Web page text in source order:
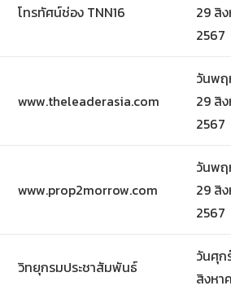
โทรทัศน์ช่อง TNN16
29 สิ
2567
www.theleaderasia.com
วันพ
29 สิ
2567
www.prop2morrow.com
วันพ
29 สิ
2567
วิทยุกรมประชาสัมพันธ์
วันศุก
สิงหา